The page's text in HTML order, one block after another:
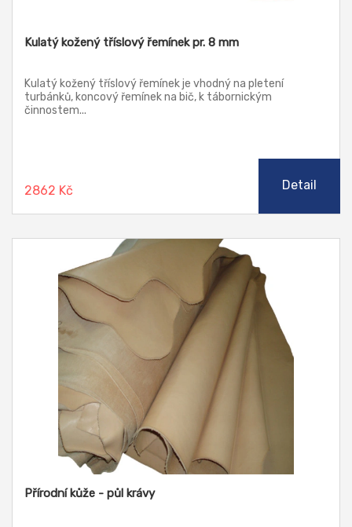
Kulatý kožený tříslový řemínek pr. 8 mm
Kulatý kožený tříslový řemínek je vhodný na pletení
turbánků, koncový řemínek na bič, k tábornickým
činnostem...
2862 Kč Detail
Přírodní kůže - půl krávy